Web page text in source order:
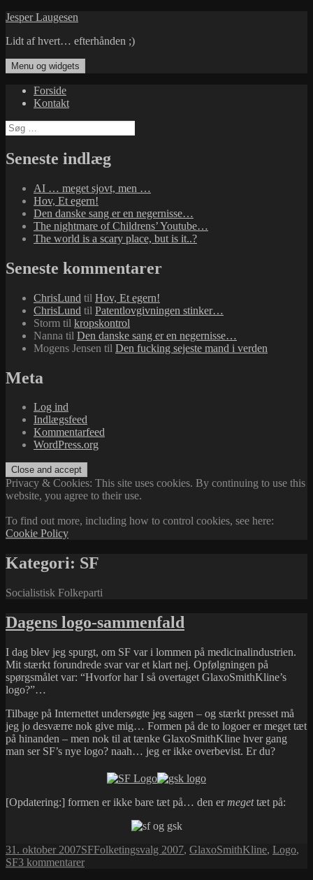
Hop
indhold
Jesper Laugesen
Lidt af hvert… efterhånden ;)
Menu og widgets
Forside
Kontakt
Søg
efter:
Seneste indlæg
AI … meget sjovt, men …
Hov, Et egern!
Den danske sang er en negernisse…
The nightmare of Childrens’ Youtube…
The world is a scary place, but is it..?
Seneste kommentarer
ChrisLund til Hov, Et egern!
ChrisLund til Patentlovgivningen stinker…
Storm til kropskontrol
Nanna til Den danske sang er en negernisse…
Mogens Jensen til Den fucking sejeste mand i verden
Meta
Log ind
Indlægsfeed
Kommentarfeed
WordPress.org
Privacy & Cookies: This site uses cookies. By continuing to use this
website, you agree to their use.
To find out more, including how to control cookies, see here:
Cookie Policy
Kategori: SF
Socialistisk Folkeparti
Dagens logo-sammenfald
I dag blev jeg spurgt, om SF var i lommen på medicinalindustrien.
Mit stærkt forundrede svar var et klart nej. Opfølgningen på
spørgsmålet var: “Hvorfor har I så overtaget GlaxoSmithKline’s
logo?”…
Tilbage på Internettet undersøgte jeg sagen – og stærkt presset må
jeg jo desværre nok give mig… Formen på de to logoer er meget tæt
på hinanden – men nok til at tænke GlaxoSmithKline hver gang
man ser SF’s nye logo? naah… jeg er ikke overbevist. Er du?
[Opdatering:] formen er ikke bare tæt på… den ermegettæt på:
Udgivet
i
31. oktober 2007Kategorier
SFTags
Folketingsvalg 2007, GlaxoSmithKline, Logo,
SF3 kommentarertil